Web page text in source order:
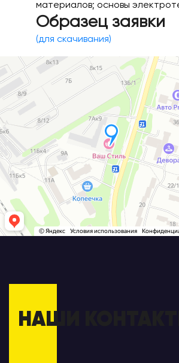
материалов; основы
Образец заявки
(для скачивания)
НАШИ